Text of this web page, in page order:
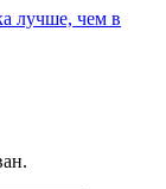
лучше, чем в